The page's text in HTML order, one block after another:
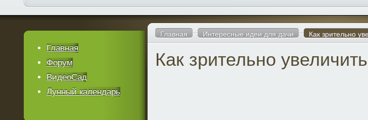
Главная Интересные идеи для дачи Как зрительно
Как зрительно
Главная
Форум
ВидеоСад
Лунный календарь